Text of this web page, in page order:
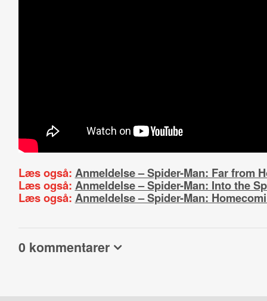
Læs også: Anmeldelse – Spider-Man: Far from
Læs også: Anmeldelse – Spider-Man: Into the
Læs også: Anmeldelse – Spider-Man:
0 kommentarer